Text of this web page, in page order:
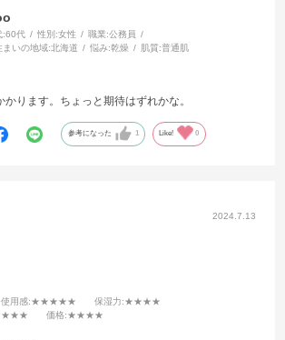
:60代 性別:女性 職業:公務員
まいの地域:北海道 悩み:乾燥 肌質:普通肌
ります。ちょっと期待はずれかな。
参考になった 1 Like! 0
2024.7.13
使用感:★★★★★ 保湿力:★★★★
価格:★★★★